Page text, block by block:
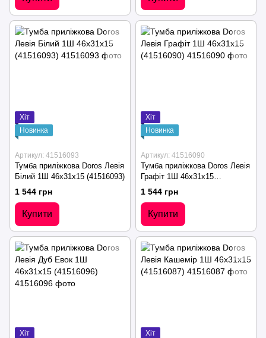
Хіт
Новинка
Артикул: 41516093
Тумба приліжкова Doros Левія
Білий 1Ш 46х31х15 (41516093)
1 544 грн
Купити
Хіт
Новинка
Артикул: 41516090
Тумба приліжкова Doros Левія
Графіт 1Ш 46х31х15
(41516090)
1 544 грн
Купити
Хіт
Хіт